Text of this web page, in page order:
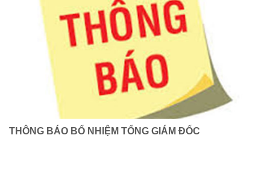
THÔNG BÁO BỔ NHIỆM TỔNG GIÁM ĐỐC